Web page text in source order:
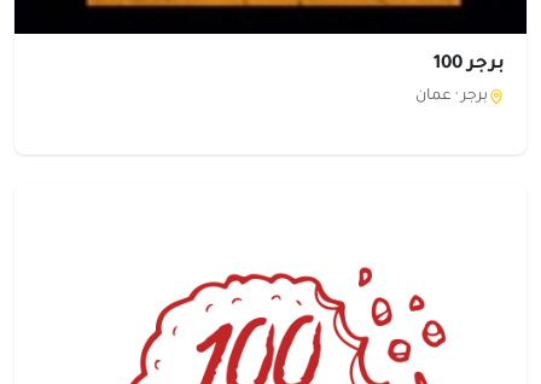
برجر 100
برجر · عمان